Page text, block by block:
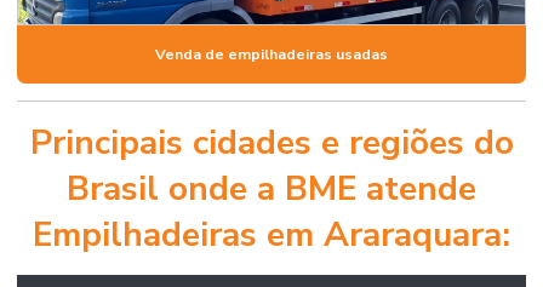
Venda de empilhadeiras usadas
Principais cidades e regiões do
Brasil onde a BME atende
Empilhadeiras em Araraquara: